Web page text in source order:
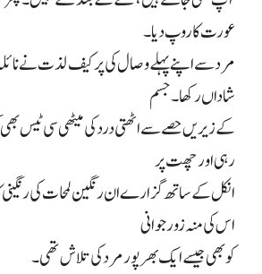
عورت کا روپ دیا۔
مرد سے اپنے پہلے وصال کی پر کیف لذت نے
شاداں رکھا۔ جسم
کے زیریں حصے سے اٹھتی درد کی میٹھی سی ٹیس
رہی اور چھت پر
انکل کے ساتھ گزارے ان رنگین لمحات کی
اس کی منہ زور جوانی
کو بھی جیسے ایک بھرپور مرد کی تلاش تھی۔